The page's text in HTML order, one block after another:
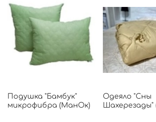
Подушка "Бамбук"
микрофибра (МанОк)
Одеяло "Сны
Шахерезады"